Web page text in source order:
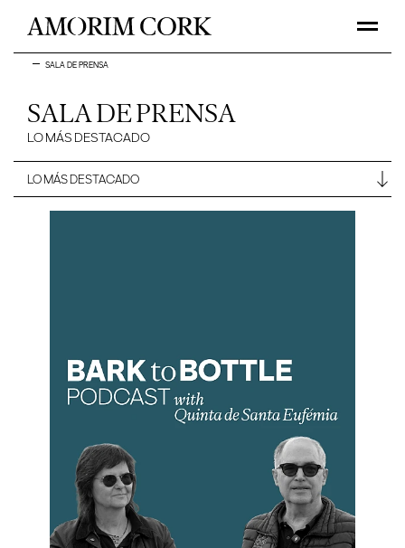
SALA DE PRENSA
SALA DE PRENSA
LO MÁS DESTACADO